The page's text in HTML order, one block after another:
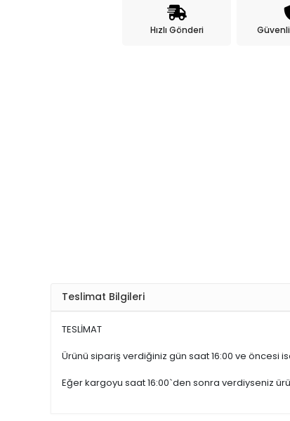
Hızlı Gönderi Güvenli
Teslimat Bilgileri
TESLİMAT
Ürünü sipariş verdiğiniz gün saat 16:00 ve öncesi
Eğer kargoyu saat 16:00`den sonra verdiyseniz